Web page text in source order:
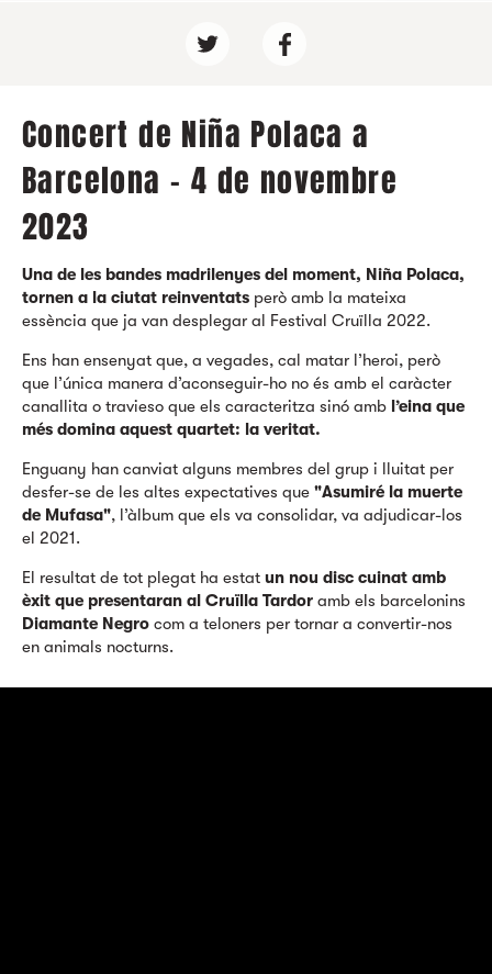
Concert de Niña Polaca a
Barcelona - 4 de novembre
2023
Una de les bandes madrilenyes del moment, Niña Polaca,
tornen a la ciutat reinventats però amb la mateixa
essència que ja van desplegar al Festival Cruïlla 2022.
Ens han ensenyat que, a vegades, cal matar l’heroi, però
que l’única manera d’aconseguir-ho no és amb el caràcter
canallita o travieso que els caracteritza sinó amb l’eina que
més domina aquest quartet: la veritat.
Enguany han canviat alguns membres del grup i lluitat per
desfer-se de les altes expectatives que "Asumiré la muerte
de Mufasa", l’àlbum que els va consolidar, va adjudicar-los
el 2021.
El resultat de tot plegat ha estat un nou disc cuinat amb
èxit que presentaran al Cruïlla Tardor amb els barcelonins
Diamante Negro com a teloners per tornar a convertir-nos
en animals nocturns.